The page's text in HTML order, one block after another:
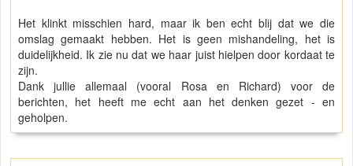
Het klinkt misschien hard, maar ik ben echt blij dat we die
omslag gemaakt hebben. Het is geen mishandeling, het is
duidelijkheid. Ik zie nu dat we haar juist hielpen door kordaat te
zijn.
Dank jullie allemaal (vooral Rosa en Richard) voor de
berichten, het heeft me echt aan het denken gezet - en
geholpen.